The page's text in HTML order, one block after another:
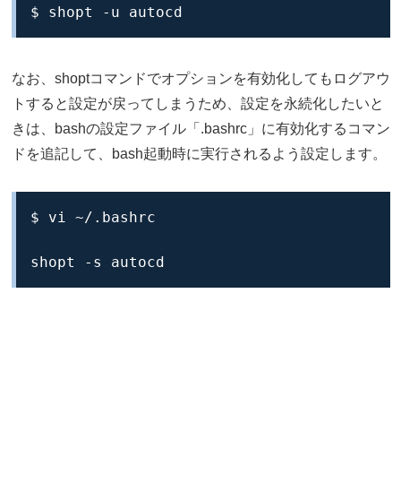
$ shopt -u autocd
なお、shoptコマンドでオプションを有効化してもログアウ
トすると設定が戻ってしまうため、設定を永続化したいと
きは、bashの設定ファイル「.bashrc」に有効化するコマン
ドを追記して、bash起動時に実行されるよう設定します。
$ vi ~/.bashrc
shopt -s autocd